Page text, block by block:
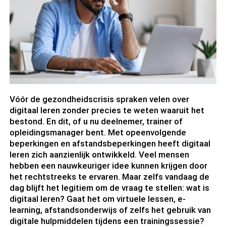
Vóór de gezondheidscrisis spraken velen over
digitaal leren zonder precies te weten waaruit het
bestond. En dit, of u nu deelnemer, trainer of
opleidingsmanager bent. Met opeenvolgende
beperkingen en afstandsbeperkingen heeft digitaal
leren zich aanzienlijk ontwikkeld. Veel mensen
hebben een nauwkeuriger idee kunnen krijgen door
het rechtstreeks te ervaren. Maar zelfs vandaag de
dag blijft het legitiem om de vraag te stellen: wat is
digitaal leren? Gaat het om virtuele lessen, e-
learning, afstandsonderwijs of zelfs het gebruik van
digitale hulpmiddelen tijdens een trainingssessie?